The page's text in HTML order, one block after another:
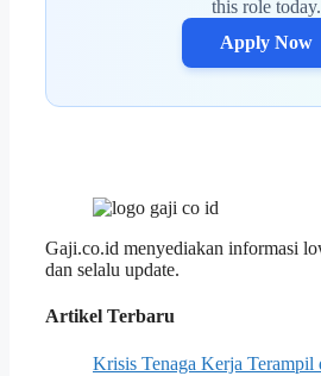
this role today.
Apply Now
Gaji.co.id menyediakan informasi
dan selalu update.
Artikel Terbaru
Krisis Tenaga Kerja Terampil